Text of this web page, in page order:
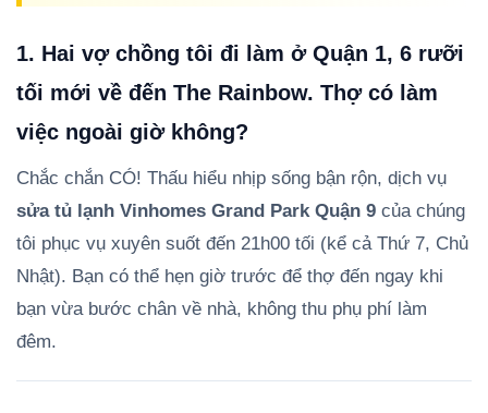
1. Hai vợ chồng tôi đi làm ở Quận 1, 6 rưỡi
tối mới về đến The Rainbow. Thợ có làm
việc ngoài giờ không?
Chắc chắn CÓ! Thấu hiểu nhịp sống bận rộn, dịch vụ
sửa tủ lạnh Vinhomes Grand Park Quận 9 của chúng
tôi phục vụ xuyên suốt đến 21h00 tối (kể cả Thứ 7, Chủ
Nhật). Bạn có thể hẹn giờ trước để thợ đến ngay khi
bạn vừa bước chân về nhà, không thu phụ phí làm
đêm.